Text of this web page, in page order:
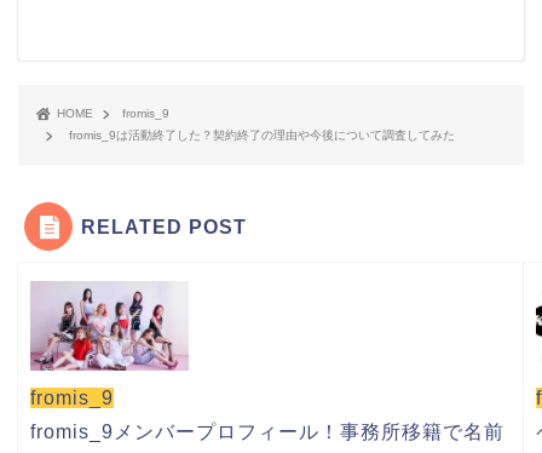
HOME
fromis_9
fromis_9は活動終了した？契約終了の理由や今後について調査してみた
RELATED POST
fromis_9
fromis_9メンバープロフィール！事務所移籍で名前